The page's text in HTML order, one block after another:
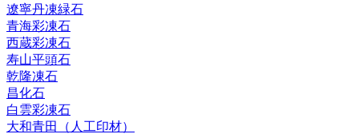
遼寧丹凍緑石
青海彩凍石
西蔵彩凍石
寿山平頭石
乾隆凍石
昌化石
白雲彩凍石
大和青田（人工印材）